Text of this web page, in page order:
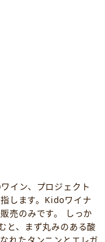
イン、プロジェクト
します。Kidoワイナ
売のみです。 しっか
と、まず丸みのある酸